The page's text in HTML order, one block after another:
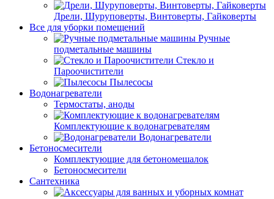
Дрели, Шуруповерты, Винтоверты, Гайковерты
Все для уборки помещений
Ручные
подметальные машины
Стекло и
Пароочистители
Пылесосы
Водонагреватели
Термостаты, аноды
Комплектующие к водонагревателям
Водонагреватели
Бетоносмесители
Комплектующие для бетономешалок
Бетоносмесители
Сантехника